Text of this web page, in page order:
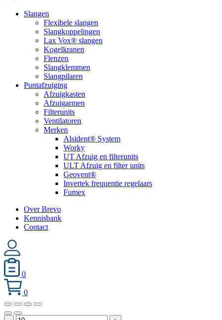
Slangen
Flexibele slangen
Slangkoppelingen
Lax Vox® slangen
Kogelkranen
Flenzen
Slangklemmen
Slangpilaren
Puntafzuiging
Afzuigkasten
Afzuigarmen
Filterunits
Ventilatoren
Merken
Alsident® System
Worky
UT Afzuig en filterunits
ULT Afzuig en filter units
Geovent®
Invertek frequentie regelaars
Fumex
Over Brevo
Kennisbank
Contact
0
0